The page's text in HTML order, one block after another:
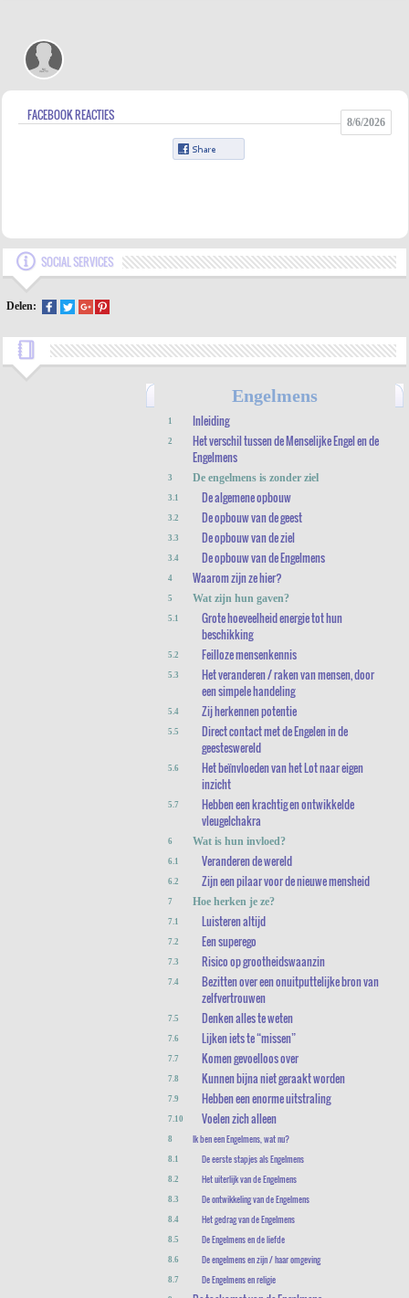
FACEBOOK REACTIES 8/6/2026
SOCIAL SERVICES
Delen:
Engelmens
1 Inleiding
2
Het verschil tussen de Menselijke Engel en de
Engelmens
3 De engelmens is zonder ziel
3.1 De algemene opbouw
3.2 De opbouw van de geest
3.3 De opbouw van de ziel
3.4 De opbouw van de Engelmens
4 Waarom zijn ze hier?
5 Wat zijn hun gaven?
5.1
Grote hoeveelheid energie tot hun
beschikking
5.2 Feilloze mensenkennis
5.3
Het veranderen / raken van mensen, door
een simpele handeling
5.4 Zij herkennen potentie
5.5
Direct contact met de Engelen in de
geesteswereld
5.6
Het beïnvloeden van het Lot naar eigen
inzicht
5.7
Hebben een krachtig en ontwikkelde
vleugelchakra
6 Wat is hun invloed?
6.1 Veranderen de wereld
6.2 Zijn een pilaar voor de nieuwe mensheid
7 Hoe herken je ze?
7.1 Luisteren altijd
7.2 Een superego
7.3 Risico op grootheidswaanzin
7.4
Bezitten over een onuitputtelijke bron van
zelfvertrouwen
7.5 Denken alles te weten
7.6 Lijken iets te “missen”
7.7 Komen gevoelloos over
7.8 Kunnen bijna niet geraakt worden
7.9 Hebben een enorme uitstraling
7.10 Voelen zich alleen
8 Ik ben een Engelmens, wat nu?
8.1 De eerste stapjes als Engelmens
8.2 Het uiterlijk van de Engelmens
8.3 De ontwikkeling van de Engelmens
8.4 Het gedrag van de Engelmens
8.5 De Engelmens en de liefde
8.6 De engelmens en zijn / haar omgeving
8.7 De Engelmens en religie